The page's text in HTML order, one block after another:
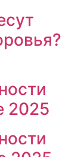
2025